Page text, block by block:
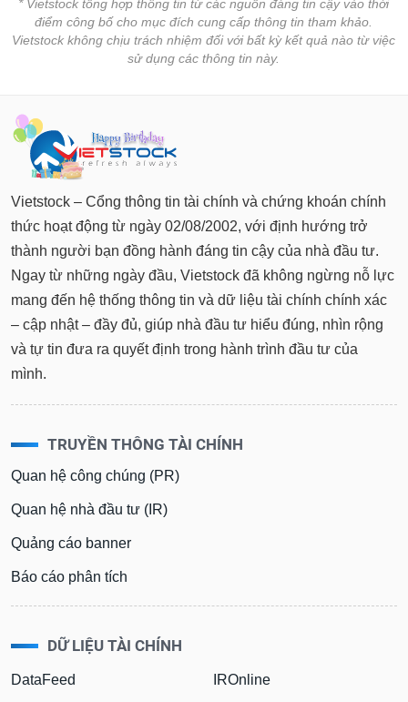
* Vietstock tổng hợp thông tin từ các nguồn đáng tin cậy vào thời
điểm công bố cho mục đích cung cấp thông tin tham khảo.
Vietstock không chịu trách nhiệm đối với bất kỳ kết quả nào từ việc
sử dụng các thông tin này.
Vietstock – Cổng thông tin tài chính và chứng khoán chính
thức hoạt động từ ngày 02/08/2002, với định hướng trở
thành người bạn đồng hành đáng tin cậy của nhà đầu tư.
Ngay từ những ngày đầu, Vietstock đã không ngừng nỗ lực
mang đến hệ thống thông tin và dữ liệu tài chính chính xác
– cập nhật – đầy đủ, giúp nhà đầu tư hiểu đúng, nhìn rộng
và tự tin đưa ra quyết định trong hành trình đầu tư của
mình.
TRUYỀN THÔNG TÀI CHÍNH
Quan hệ công chúng (PR)
Quan hệ nhà đầu tư (IR)
Quảng cáo banner
Báo cáo phân tích
DỮ LIỆU TÀI CHÍNH
DataFeed
IROnline